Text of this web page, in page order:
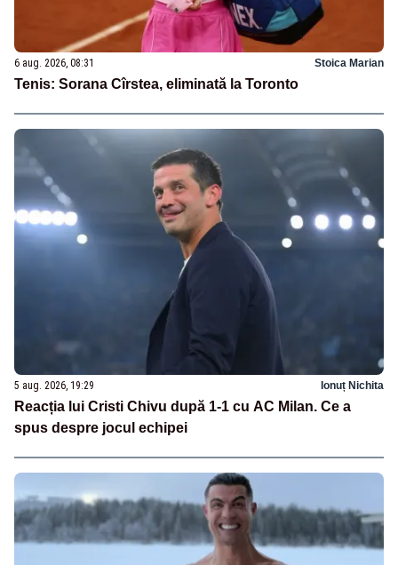
6 aug. 2026, 08:31 Stoica Marian
Tenis: Sorana Cîrstea, eliminată la Toronto
5 aug. 2026, 19:29 Ionuț Nichita
Reacția lui Cristi Chivu după 1-1 cu AC Milan. Ce a
spus despre jocul echipei